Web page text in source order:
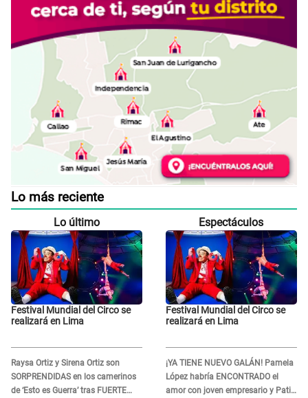
Lo más reciente
Lo último
Festival Mundial del Circo se
realizará en Lima
Raysa Ortiz y Sirena Ortiz son
SORPRENDIDAS en los camerinos
de ‘Esto es Guerra’ tras FUERTE
Espectáculos
Festival Mundial del Circo se
realizará en Lima
¡YA TIENE NUEVO GALÁN! Pamela
López habría ENCONTRADO el
amor con joven empresario y Pati